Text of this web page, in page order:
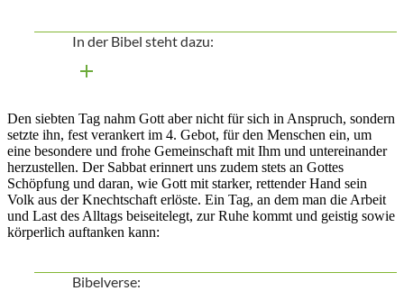
In der Bibel steht dazu:
Den siebten Tag nahm Gott aber nicht für sich in Anspruch, sondern
setzte ihn, fest verankert im 4. Gebot, für den Menschen ein, um
eine besondere und frohe Gemeinschaft mit Ihm und untereinander
herzustellen. Der Sabbat erinnert uns zudem stets an Gottes
Schöpfung und daran, wie Gott mit starker, rettender Hand sein
Volk aus der Knechtschaft erlöste. Ein Tag, an dem man die Arbeit
und Last des Alltags beiseitelegt, zur Ruhe kommt und geistig sowie
körperlich auftanken kann:
Bibelverse: